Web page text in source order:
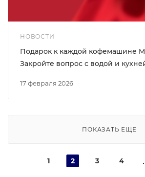
НОВОСТИ
17 февраля 2026
Подарок к каждой кофемашине
Закройте вопрос с водой и
ПОКАЗАТЬ ЕЩЕ
1 2 3 4